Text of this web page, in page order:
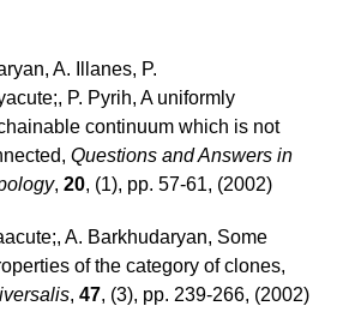
A. Illanes, P.
P. Pyrih, A uniformly
continuum which is not
, Questions and Answers in
, 20, (1), pp. 57-61, (2002)
A. Barkhudaryan, Some
of the category of clones,
, 47, (3), pp. 239-266, (2002)